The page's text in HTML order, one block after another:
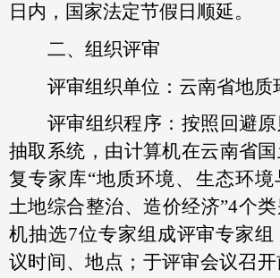
日内，国家法定节假日顺延。
二、组织评审
评审组织单位：云南省地质
评审组织程序：按照回避
抽取系统，由计算机在云南省
复专家库“地质环境、生态环境
土地综合整治、造价经济”4个
机抽选7位专家组成评审专家
议时间、地点；于评审会议召